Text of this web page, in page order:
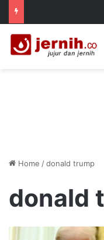
Home /donald trump
donald